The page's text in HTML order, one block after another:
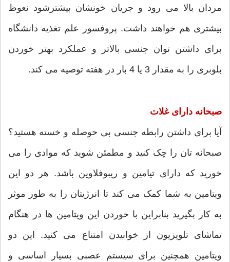
مردان بالا می رود و جریان خونشان بیشترشود نعوظ
بیشتری هم خواهند داشت. پروفسور علم تغذیه دانشگاه
برای داشتن توان جنسی بالاتر و عملکرد بهتر خوردن
بلوبری را به مقدار 3 یا 4 بار در هفته توصیه می کند.
صبحانه دارای غلات
آیا برای داشتن رابطه جنسی بی حوصله و خسته هستید؟
صبحانه تان را چک کنید و مطمئن شوید که موادی را می
خورید که دارای تیامین و ریبوفلاوین باشد. هر دو این
ویتامین به شما کمک می کند تا انرژیتان را به طور موثر
به کار بگیرید بنابراین با خوردن این ویتامین ها در هنگام
تماشای تلویزیون از خوابیدن امتناع می کنید. این دو
ویتامین همچنین برای سیستم عصبی بسیار اساسی و